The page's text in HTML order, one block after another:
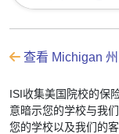
查看 Michigan
ISI收集美国院校的保
意暗示您的学校与我
您的学校以及我们的